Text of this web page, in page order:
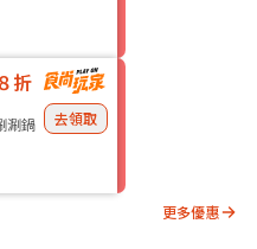
折
涮鍋
去領取
更多優惠